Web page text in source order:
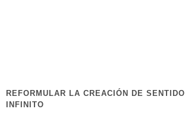
REFORMULAR LA CREACIÓN DE SENTIDO
INFINITO